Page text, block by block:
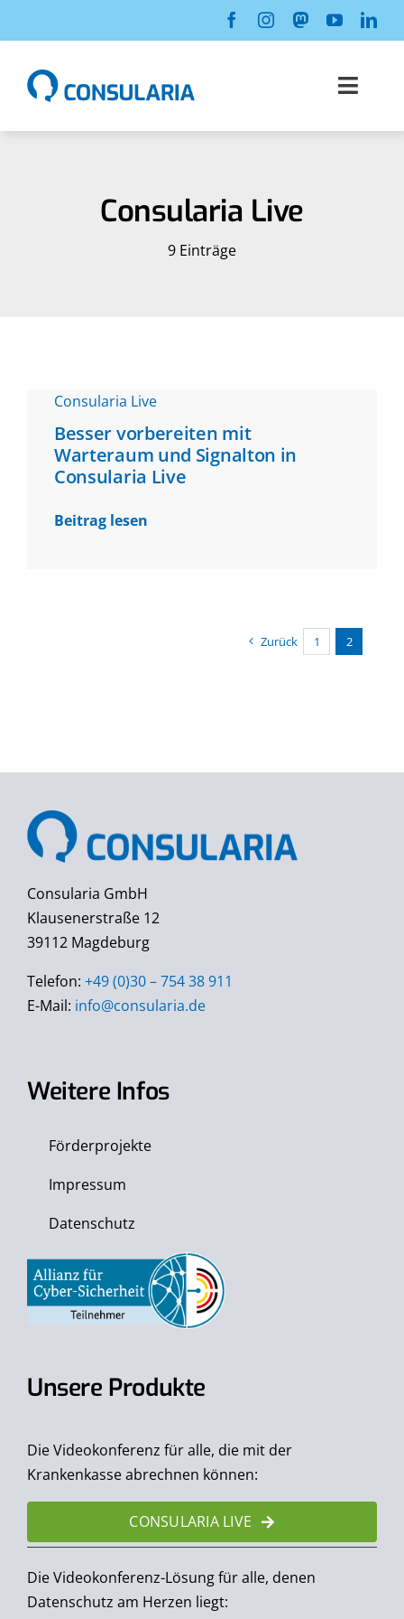
Unser TeamConsularia Live
9 Einträge
Consularia Live
Besser vorbereiten mit
Warteraum und Signalton in
Consularia Live
Beitrag lesen
Zurück 1 2
Consularia GmbH
Klausenerstraße 12
39112 Magdeburg
Telefon: +49 (0)30 – 754 38 911
E-Mail: info@consularia.de
Weitere Infos
Förderprojekte
Impressum
Datenschutz
Unsere Produkte
Die Videokonferenz für alle, die mit der
Krankenkasse abrechnen können:
CONSULARIA LIVE
Die Videokonferenz-Lösung für alle, denen
Datenschutz am Herzen liegt: